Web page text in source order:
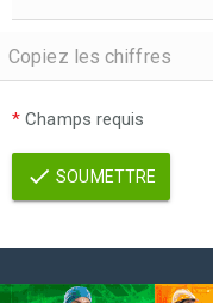
* Champs requis
SOUMETTRE